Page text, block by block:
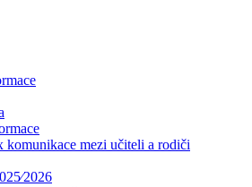
komunikace mezi učiteli a rodiči